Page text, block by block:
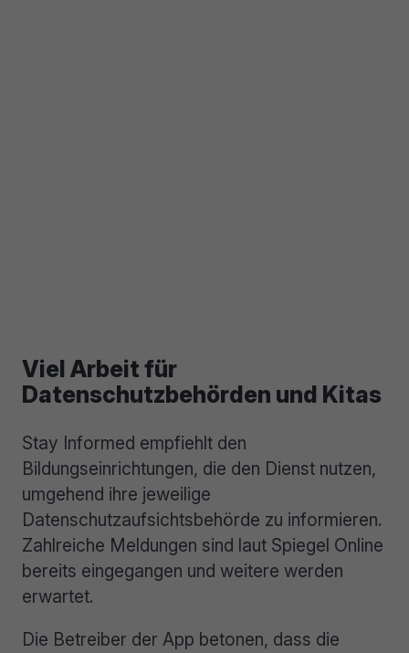
Viel Arbeit für
Datenschutzbehörden und Kitas
Stay Informed empfiehlt den
Bildungseinrichtungen, die den Dienst nutzen,
umgehend ihre jeweilige
Datenschutzaufsichtsbehörde zu informieren.
Zahlreiche Meldungen sind laut Spiegel Online
bereits eingegangen und weitere werden
erwartet.
Die Betreiber der App betonen, dass die